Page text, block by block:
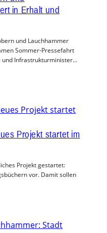
in Erhalt und
und Lauchhammer
Sommer-Pressefahrt
und Infrastrukturminister…
Projekt startet im
Projekt gestartet:
vor. Damit sollen